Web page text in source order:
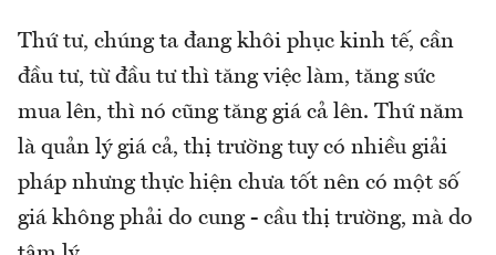
Thứ tư, chúng ta đang khôi phục kinh tế, cần
đầu tư, từ đầu tư thì tăng việc làm, tăng sức
mua lên, thì nó cũng tăng giá cả lên. Thứ năm
là quản lý giá cả, thị trường tuy có nhiều giải
pháp nhưng thực hiện chưa tốt nên có một số
giá không phải do cung - cầu thị trường, mà do